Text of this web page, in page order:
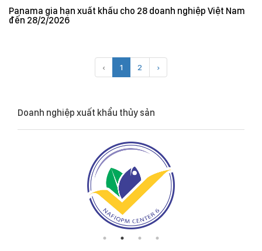
Panama gia hạn xuất khẩu cho 28 doanh nghiệp Việt Nam
đến 28/2/2026
‹ 1 2 ›
Doanh nghiệp xuất khẩu thủy sản